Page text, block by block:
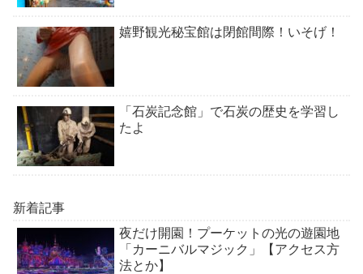
嬉野観光秘宝館は閉館間際！いそげ！
「石炭記念館」で石炭の歴史を学習し
たよ
新着記事
夜だけ開園！プーケットの光の遊園地
「カーニバルマジック」【アクセス方
法とか】